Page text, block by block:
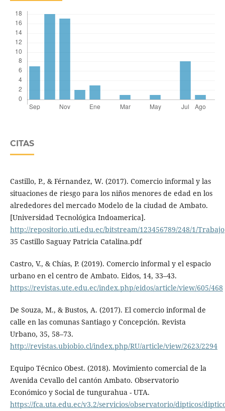
CITAS
Castillo, P., & Férnandez, W. (2017). Comercio informal y las
situaciones de riesgo para los niños menores de edad en los
alrededores del mercado Modelo de la ciudad de Ambato.
[Universidad Tecnológica Indoamerica].
http://repositorio.uti.edu.ec/bitstream/123456789/248/1/Trabajo
35 Castillo Saguay Patricia Catalina.pdf
Castro, V., & Chías, P. (2019). Comercio informal y el espacio
urbano en el centro de Ambato. Eidos, 14, 33–43.
https://revistas.ute.edu.ec/index.php/eidos/article/view/605/468
De Souza, M., & Bustos, A. (2017). El comercio informal de
calle en las comunas Santiago y Concepción. Revista
Urbano, 35, 58–73.
http://revistas.ubiobio.cl/index.php/RU/article/view/2623/2294
Equipo Técnico Obest. (2018). Movimiento comercial de la
Avenida Cevallo del cantón Ambato. Observatorio
Económico y Social de tungurahua - UTA.
https://fca.uta.edu.ec/v3.2/servicios/observatorio/dipticos/